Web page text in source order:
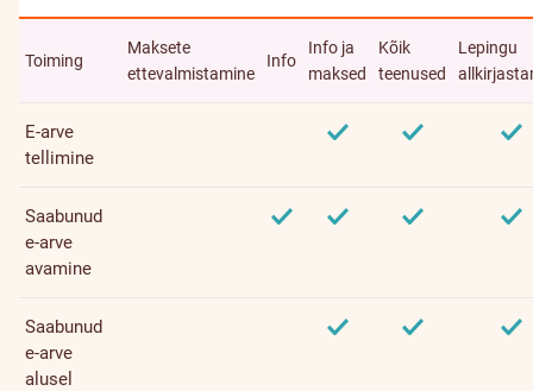
Toiming
Maksete
ettevalmistamine
Info
Info ja
maksed
Kõik
teenused
Lepingu
E-arve
tellimine
Saabunud
e-arve
avamine
Saabunud
e-arve
alusel